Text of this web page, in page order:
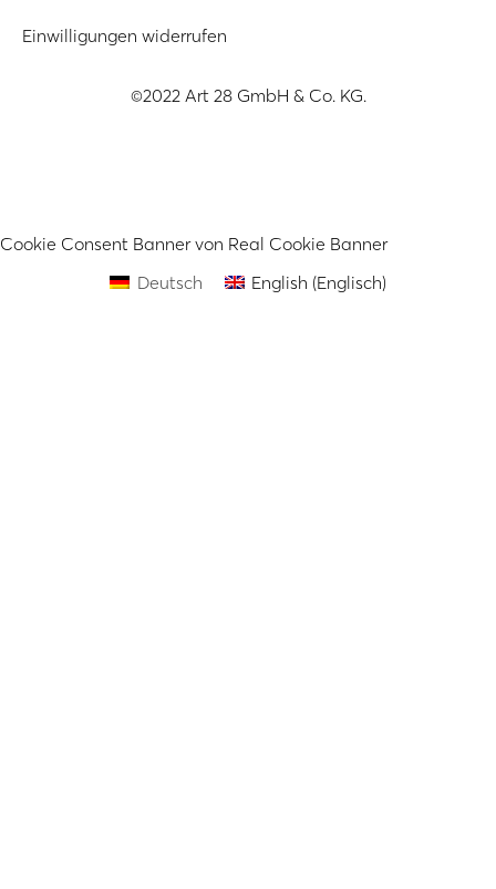
Einwilligungen widerrufen
©2022 Art 28 GmbH & Co. KG.
Cookie Consent Banner von Real Cookie Banner
Deutsch
English (Englisch)